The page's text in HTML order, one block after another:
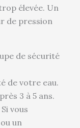
élevée. Un
de pression
de sécurité
de votre eau.
3 à 5 ans.
vous
un